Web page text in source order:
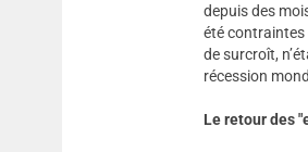
depuis des
été contraintes
de surcroît,
récession
Le retour des